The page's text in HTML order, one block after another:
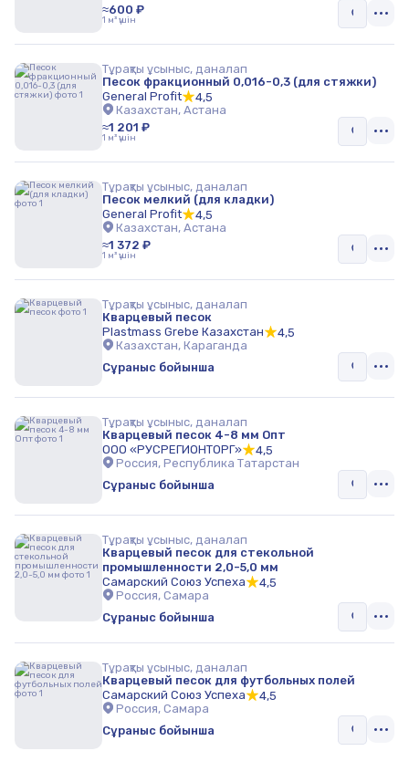
≈600 ₽
1 м³ үшін
Тұрақты ұсыныс, даналап
Песок фракционный 0,016-0,3 (для стяжки)
General Profit
4,5
Казахстан, Астана
≈1 201 ₽
1 м³ үшін
Тұрақты ұсыныс, даналап
Песок мелкий (для кладки)
General Profit
4,5
Казахстан, Астана
≈1 372 ₽
1 м³ үшін
Тұрақты ұсыныс, даналап
Кварцевый песок
Plastmass Grebe Казахстан
4,5
Казахстан, Караганда
Сұраныс бойынша
Тұрақты ұсыныс, даналап
Кварцевый песок 4-8 мм Опт
ООО «РУСРЕГИОНТОРГ»
4,5
Россия, Республика Татарстан
Сұраныс бойынша
Тұрақты ұсыныс, даналап
Кварцевый песок для стекольной
промышленности 2,0-5,0 мм
Самарский Союз Успеха
4,5
Россия, Самара
Сұраныс бойынша
Тұрақты ұсыныс, даналап
Кварцевый песок для футбольных полей
Самарский Союз Успеха
4,5
Россия, Самара
Сұраныс бойынша